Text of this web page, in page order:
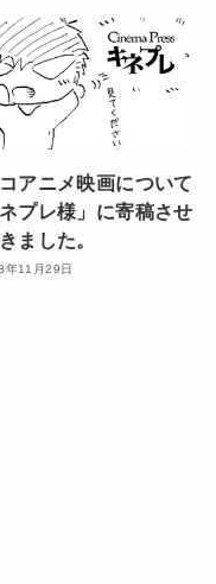
アニメ映画について
ネプレ様」に寄稿させ
ました。
年11月29日